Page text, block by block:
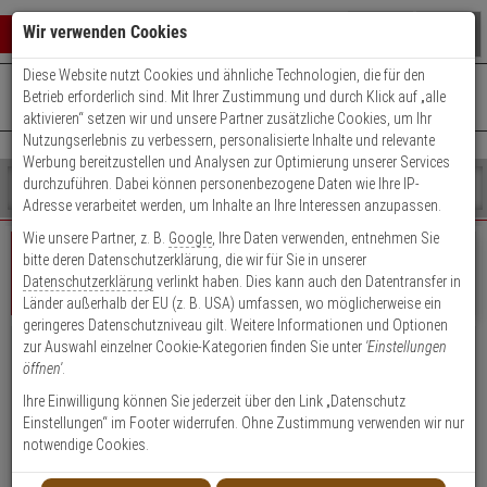
0 ARTIKEL IM WARENKORB
Ihr Warenkorb ist momentan leer.
Ergebnisse ()
Fertig
Shop
durchsuchen
Bitte
geben
Sie
mindestens
Zeichen
ein,
um
Suche
Es
wurde
noch
Kategorien
Suche
gestartet
+49 (0)821 899 493-0Mo. - Do.: 8:00 - 16:30 | Fr.: 8:00 - 14:00 Uhr
Kontaktservice nutzen
Geschäftskunde Privatkunde Login
Vorteile für Geschäftskunden, Händler &
Attraktive Einkaufspreise, Rabatte und Zahlungskonditionen
Kauf auf Rechnung (nach positiver Bonitätsauskunft)
Persönliche Ansprechpartner durch Key Account Manager/Techniker
Wir verwenden Cookies
Diese Website nutzt Cookies und ähnliche Technologien, die für den
Betrieb erforderlich sind. Mit Ihrer Zustimmung und durch Klick auf „alle
aktivieren“ setzen wir und unsere Partner zusätzliche Cookies, um Ihr
Nutzungserlebnis zu verbessern, personalisierte Inhalte und relevante
Werbung bereitzustellen und Analysen zur Optimierung unserer Services
durchzuführen. Dabei können personenbezogene Daten wie Ihre IP-
Adresse verarbeitet werden, um Inhalte an Ihre Interessen anzupassen.
Wie unsere Partner, z. B. Google , Ihre Daten verwenden, entnehmen Sie
bitte deren Datenschutzerklärung, die wir für Sie in unserer
Datenschutzerklärung verlinkt haben. Dies kann auch den Datentransfer in
Länder außerhalb der EU (z. B. USA) umfassen, wo möglicherweise ein
geringeres Datenschutzniveau gilt. Weitere Informationen und Optionen
zur Auswahl einzelner Cookie-Kategorien finden Sie unter 'Einstellungen
öffnen'.
Ihre Einwilligung können Sie jederzeit über den Link „Datenschutz
Einstellungen“ im Footer widerrufen. Ohne Zustimmung verwenden wir nur
notwendige Cookies.